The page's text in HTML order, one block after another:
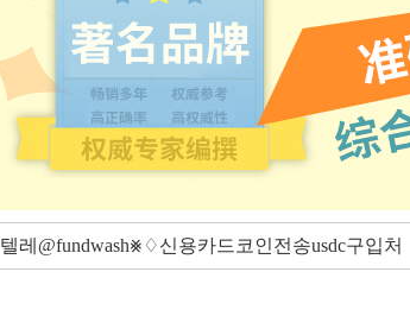
텔레@fundwash⨳♢신용카드코인전송usdc구입처